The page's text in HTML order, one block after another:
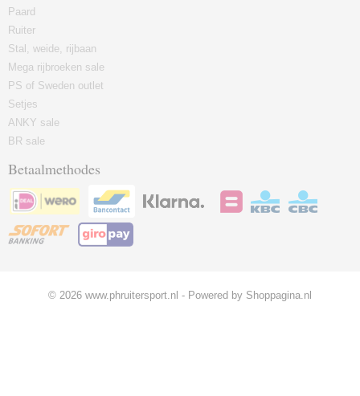
Paard
Ruiter
Stal, weide, rijbaan
Mega rijbroeken sale
PS of Sweden outlet
Setjes
ANKY sale
BR sale
Betaalmethodes
© 2026 www.phruitersport.nl - Powered by Shoppagina.nl